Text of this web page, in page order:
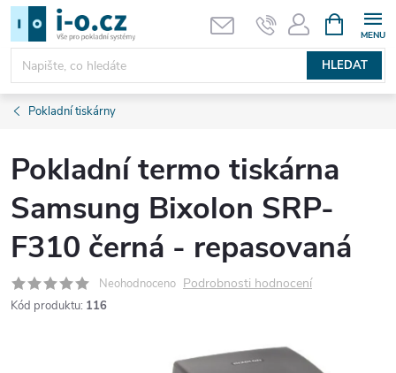
Přejít
obsah
HLEDAT
NÁKUPNÍ
KOŠÍK
Pokladní tiskárny
Pokladní termo tiskárna
Samsung Bixolon SRP-
F310 černá - repasovaná
Neohodnoceno Podrobnosti hodnocení
Kód produktu: 116